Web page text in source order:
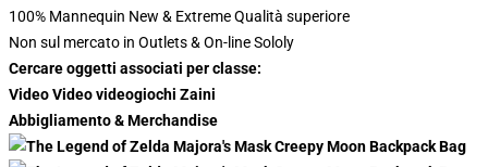
100% Mannequin New & Extreme Qualità superiore
Non sul mercato in Outlets & On-line Sololy
Cercare oggetti associati per classe:
Video Video videogiochi Zaini
Abbigliamento & Merchandise